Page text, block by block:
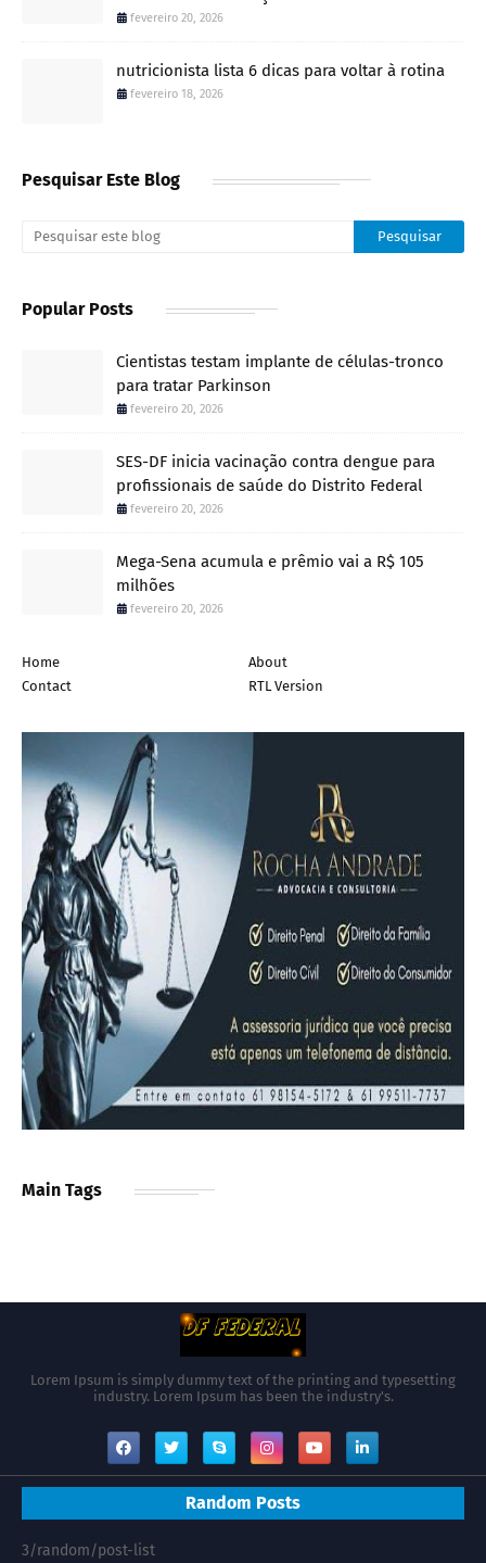
fevereiro 20, 2026
nutricionista lista 6 dicas para voltar à rotina
fevereiro 18, 2026
Pesquisar Este Blog
Popular Posts
Cientistas testam implante de células-tronco
para tratar Parkinson
fevereiro 20, 2026
SES-DF inicia vacinação contra dengue para
profissionais de saúde do Distrito Federal
fevereiro 20, 2026
Mega-Sena acumula e prêmio vai a R$ 105
milhões
fevereiro 20, 2026
Home
About
Contact
RTL Version
Main Tags
Lorem Ipsum is simply dummy text of the printing and typesetting
industry. Lorem Ipsum has been the industry's.
Random Posts
3/random/post-list